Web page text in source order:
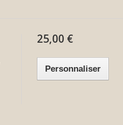
25,00 €
Personnaliser